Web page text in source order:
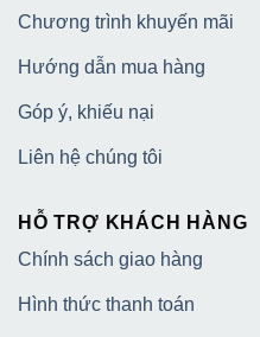
Chương trình khuyến mãi
Hướng dẫn mua hàng
Góp ý, khiếu nại
Liên hệ chúng tôi
HỖ TRỢ KHÁCH HÀNG
Chính sách giao hàng
Hình thức thanh toán